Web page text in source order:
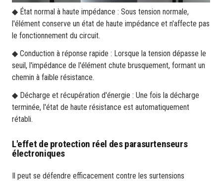
◆ État normal à haute impédance : Sous tension normale,
l'élément conserve un état de haute impédance et n'affecte pas
le fonctionnement du circuit.
◆ Conduction à réponse rapide : Lorsque la tension dépasse le
seuil, l'impédance de l'élément chute brusquement, formant un
chemin à faible résistance.
◆ Décharge et récupération d'énergie : Une fois la décharge
terminée, l'état de haute résistance est automatiquement
rétabli.
L'effet de protection réel des parasurtenseurs
électroniques
Il peut se défendre efficacement contre les surtensions